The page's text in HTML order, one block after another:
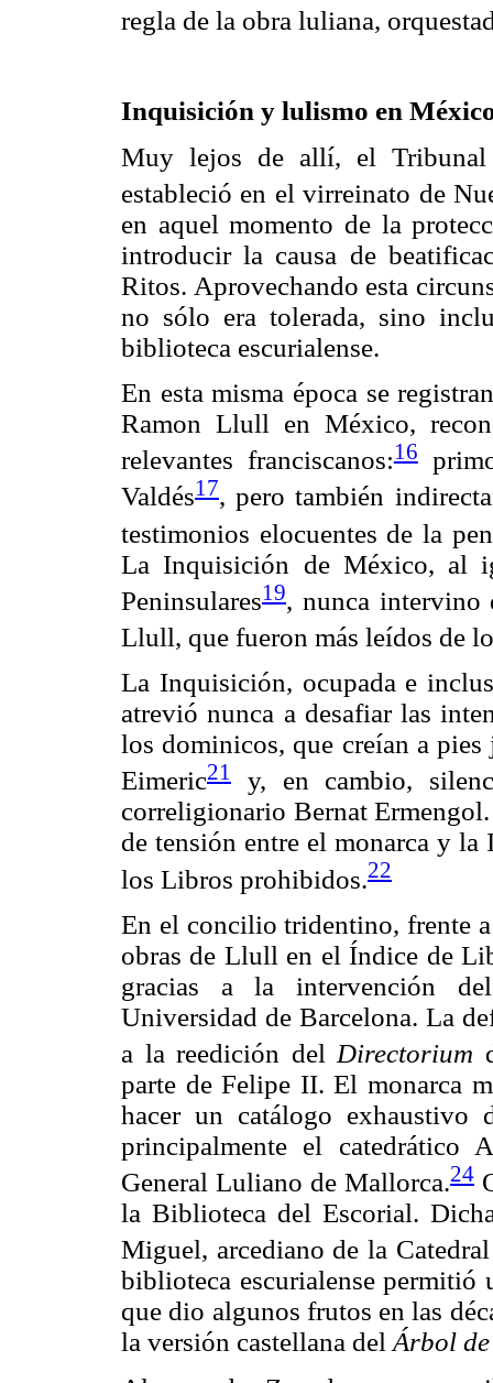
regla de la obra luliana,
Inquisición y lulismo en
Muy lejos de allí, el
estableció en el virreinato de
en aquel momento de la
introducir la causa de
Ritos. Aprovechando esta
no sólo era tolerada, sino
biblioteca escurialense.
En esta misma época se
Ramon Llull en México,
relevantes franciscanos:16
Valdés17, pero también
testimonios elocuentes de la
La Inquisición de México, al
Peninsulares19, nunca
Llull, que fueron más leídos de
La Inquisición, ocupada e
atrevió nunca a desafiar las
los dominicos, que creían a
Eimeric21
y, en cambio,
correligionario Bernat
de tensión entre el monarca y
los Libros prohibidos.22
En el concilio tridentino, frente
obras de Llull en el Índice de
gracias a la intervención
Universidad de Barcelona. La
a la reedición del Directorium
parte de Felipe II. El monarca
hacer un catálogo exhaustivo
principalmente el catedrático
General Luliano de Mallorca.24
la Biblioteca del Escorial.
Miguel, arcediano de la
biblioteca escurialense permitió
que dio algunos frutos en las
la versión castellana delÁrbol